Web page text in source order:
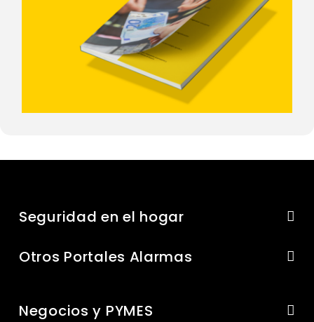
Seguridad en el hogar
Otros Portales Alarmas
Negocios y PYMES